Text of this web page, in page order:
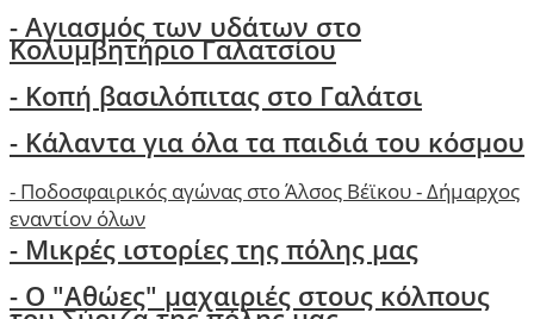
- Αγιασμός των υδάτων στο
Κολυμβητήριο Γαλατσίου
- Κοπή βασιλόπιτας στο Γαλάτσι
- Κάλαντα για όλα τα παιδιά του κόσμου
- Ποδοσφαιρικός αγώνας στο Άλσος Βέϊκου - Δήμαρχος
εναντίον όλων
- Μικρές ιστορίες της πόλης μας
- Ο "Αθώες" μαχαιριές στους κόλπους